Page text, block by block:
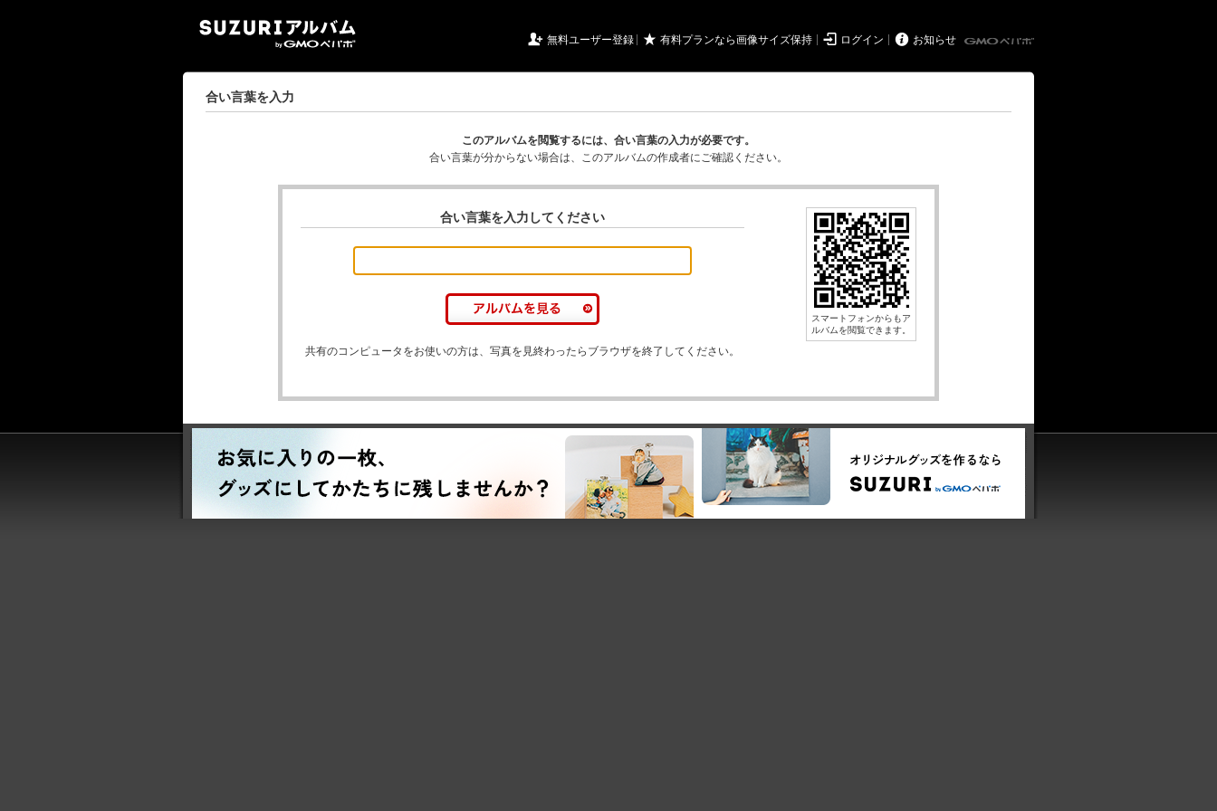
 無料ユーザー登録 ★ 有料プランなら画像サイズ保持  ログイン  お知らせ
合い言葉を入力
このアルバムを閲覧するには、合い言葉の入力が必要です。
合い言葉が分からない場合は、このアルバムの作成者にご確認ください。
合い言葉を入力してください
共有のコンピュータをお使いの方は、写真を見終わったらブラウザを終了してください。
スマートフォンからもア
ルバムを閲覧できます。